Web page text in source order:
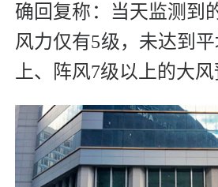
确回复称：当天监测到
风力仅有5级，未达到
上、阵风7级以上的大风